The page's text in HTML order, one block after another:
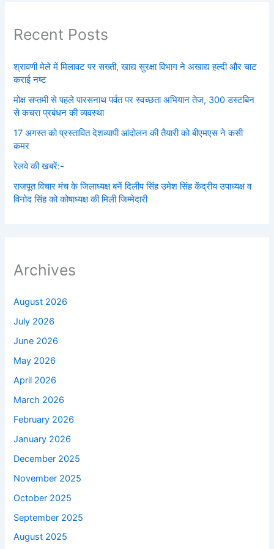
Recent Posts
श्रावणी मेले में मिलावट पर सख्ती, खाद्य सुरक्षा विभाग ने अखाद्य हल्दी और चाट
कराई नष्ट
मोक्ष सप्तमी से पहले पारसनाथ पर्वत पर स्वच्छता अभियान तेज, 300 डस्टबिन
से कचरा प्रबंधन की व्यवस्था
17 अगस्त को प्रस्तावित देशव्यापी आंदोलन की तैयारी को बीएमएस ने कसी
कमर
रेलवे की खबरें:-
राजपूत विचार मंच के जिलाध्यक्ष बनें‌ दिलीप सिंह उमेश सिंह केंद्रीय उपाध्यक्ष व
विनोद सिंह को कोषाध्यक्ष की मिली जिम्मेदारी
Archives
August 2026
July 2026
June 2026
May 2026
April 2026
March 2026
February 2026
January 2026
December 2025
November 2025
October 2025
September 2025
August 2025